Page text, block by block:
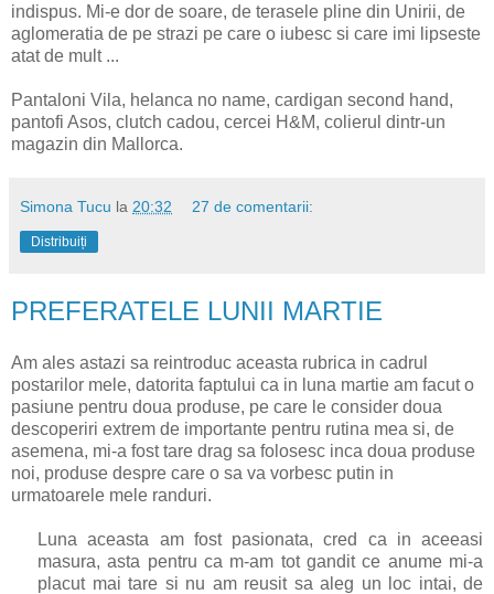
indispus. Mi-e dor de soare, de terasele pline din Unirii, de
aglomeratia de pe strazi pe care o iubesc si care imi lipseste
atat de mult ...
Pantaloni Vila, helanca no name, cardigan second hand,
pantofi Asos, clutch cadou, cercei H&M, colierul dintr-un
magazin din Mallorca.
Simona Tucu la 20:32 27 de comentarii:
Distribuiți
PREFERATELE LUNII MARTIE
Am ales astazi sa reintroduc aceasta rubrica in cadrul
postarilor mele, datorita faptului ca in luna martie am facut o
pasiune pentru doua produse, pe care le consider doua
descoperiri extrem de importante pentru rutina mea si, de
asemena, mi-a fost tare drag sa folosesc inca doua produse
noi, produse despre care o sa va vorbesc putin in
urmatoarele mele randuri.
Luna aceasta am fost pasionata, cred ca in aceeasi
masura, asta pentru ca m-am tot gandit ce anume mi-a
placut mai tare si nu am reusit sa aleg un loc intai, de